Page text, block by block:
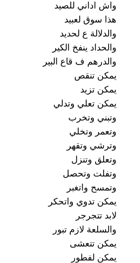
واش اداني للصيد
هذا سوق لعبيد
والدلالة ع لحديد
والحداد ينفخ الكير
والدرهم ف قاع البير
يمكن تنقص
يمكن تزيد
يمكن تعلي وتدلي
وتبني وتخرب
وتعمر وتخلي
وترشي وتقهر
وتعلق وتنزل
وتفلت وتحصل
وتمسح واتغبر
يمكن تدوي واتحكر
لابد تتجرجر
والسلعة لازم تبور
يمكن تتعشى
يمكن لفطور